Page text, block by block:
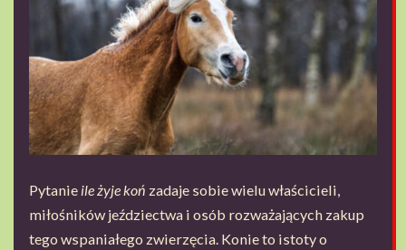
Pytanie ile żyje koń zadaje sobie wielu właścicieli,
miłośników jeździectwa i osób rozważających zakup
tego wspaniałego zwierzęcia. Konie to istoty o